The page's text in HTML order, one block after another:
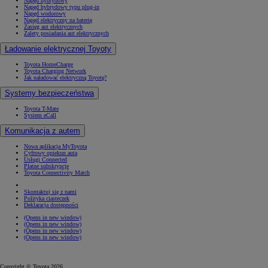
Napęd hybrydowy typu plug-in
Napęd wodorowy
Napęd elektryczny na baterię
Zasięg aut elektrycznych
Zalety posiadania aut elektrycznych
Ładowanie elektrycznej Toyoty
Toyota HomeCharge
Toyota Charging Network
Jak naładować elektryczną Toyotę?
Systemy bezpieczeństwa
Toyota T-Mate
System eCall
Komunikacja z autem
Nowa aplikacja MyToyota
Cyfrowy opiekun auta
Usługi Connected
Płatne subskrypcje
Toyota Connectivity Match
Skontaktuj się z nami
Polityka ciasteczek
Deklaracja dostępności
(Opens in new window)
(Opens in new window)
(Opens in new window)
(Opens in new window)
Copyright © Toyota 2026